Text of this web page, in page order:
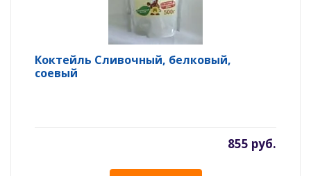
Коктейль Сливочный, белковый,
соевый
855 руб.